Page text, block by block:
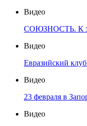
Видео
СОЮЗНОСТЬ. К
Видео
Евразийский
Видео
23 февраля в
Видео